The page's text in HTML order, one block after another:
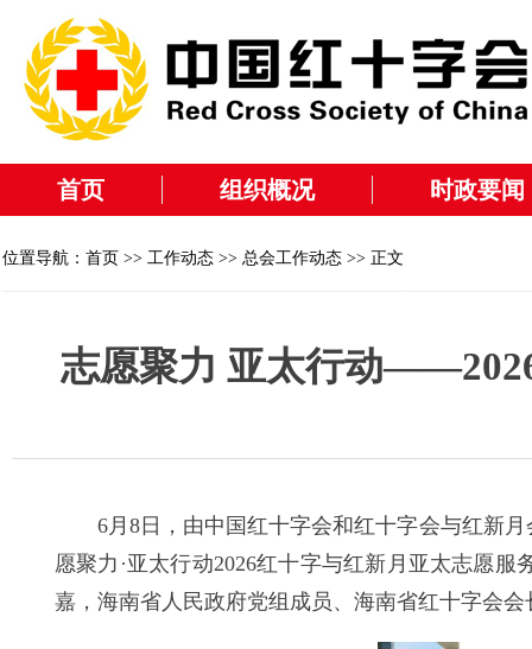
首页 组织概况 时政要闻
位置导航： 首页 >> 工作动态 >> 总会工作动态 >> 正文
志愿聚力 亚太行动
6月8日，由中国红十字会和红十字会与红新
愿聚力·亚太行动2026红十字与红新月亚太志愿
嘉，海南省人民政府党组成员、海南省红十字会